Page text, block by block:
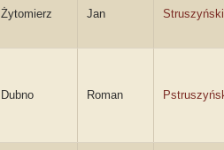
Żytomierz Jan Struszyński
Dubno Roman